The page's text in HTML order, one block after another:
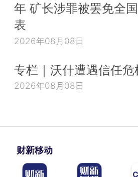
年 矿长涉罪被罢免全
表
2026年08月08日
专栏｜沃什遭遇信任危
2026年08月08日
财新移动